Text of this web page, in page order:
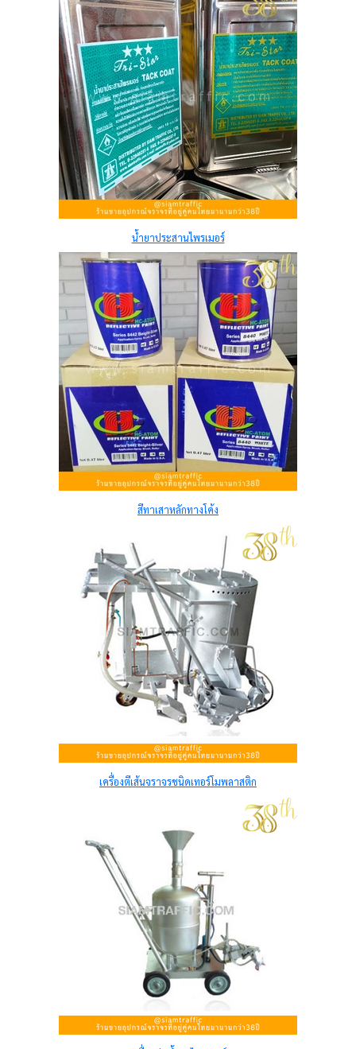
น้ำยาประสานไพรเมอร์
สีทาเสาหลักทางโค้ง
เครื่องตีเส้นจราจรชนิดเทอร์โมพลาสติก